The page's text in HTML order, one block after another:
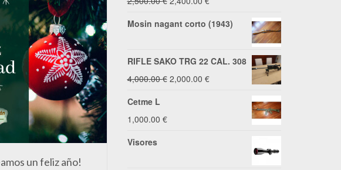
un feliz año!
precio
Mosin nagant corto (1943)
RIFLE SAKO TRG 22 CAL. 308
4,000.00€ El
2,000.00 €El
Cetme L
1,000.00 €
Visores